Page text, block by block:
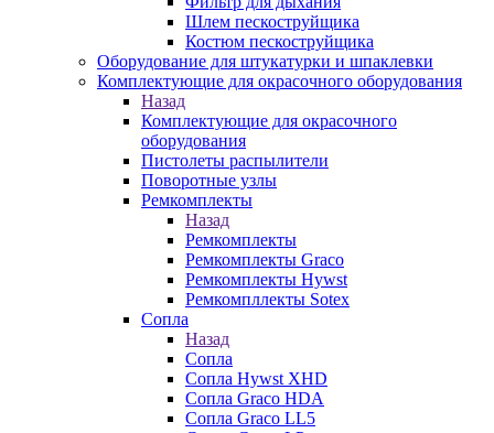
Шлем пескоструйщика
Костюм пескоструйщика
Оборудование для штукатурки и шпаклевки
Комплектующие для окрасочного оборудования
Назад
Комплектующие для окрасочного
оборудования
Пистолеты распылители
Поворотные узлы
Ремкомплекты
Назад
Ремкомплекты
Ремкомплекты Graco
Ремкомплекты Hywst
Ремкомпллекты Sotex
Сопла
Назад
Сопла
Сопла Hywst XHD
Сопла Graco HDA
Сопла Graco LL5